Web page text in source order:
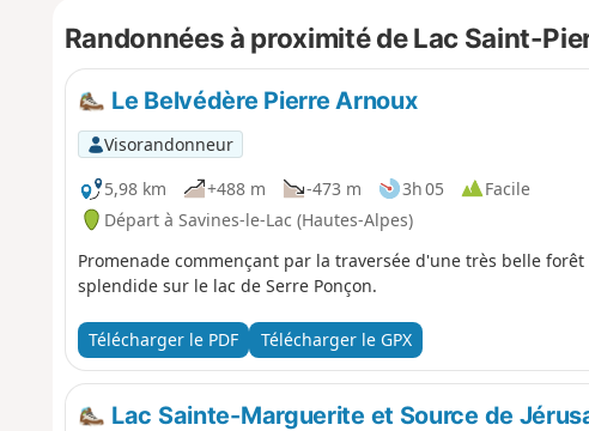
Randonnées à proximité de Lac Saint-
Le Belvédère Pierre Arnoux
Visorandonneur
5,98 km
+488 m -473 m 3h 05
Facile
Départ à Savines-le-Lac (Hautes-Alpes)
Promenade commençant par la traversée d'une très belle
splendide sur le lac de Serre Ponçon.
Télécharger le PDF Télécharger le GPX
Lac Sainte-Marguerite et Source de